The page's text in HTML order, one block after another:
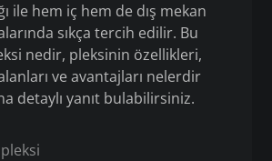
ile hem iç hem de dış mekan
sıkça tercih edilir. Bu
nedir, pleksinin özellikleri,
ve avantajları nelerdir
detaylı yanıt bulabilirsiniz.